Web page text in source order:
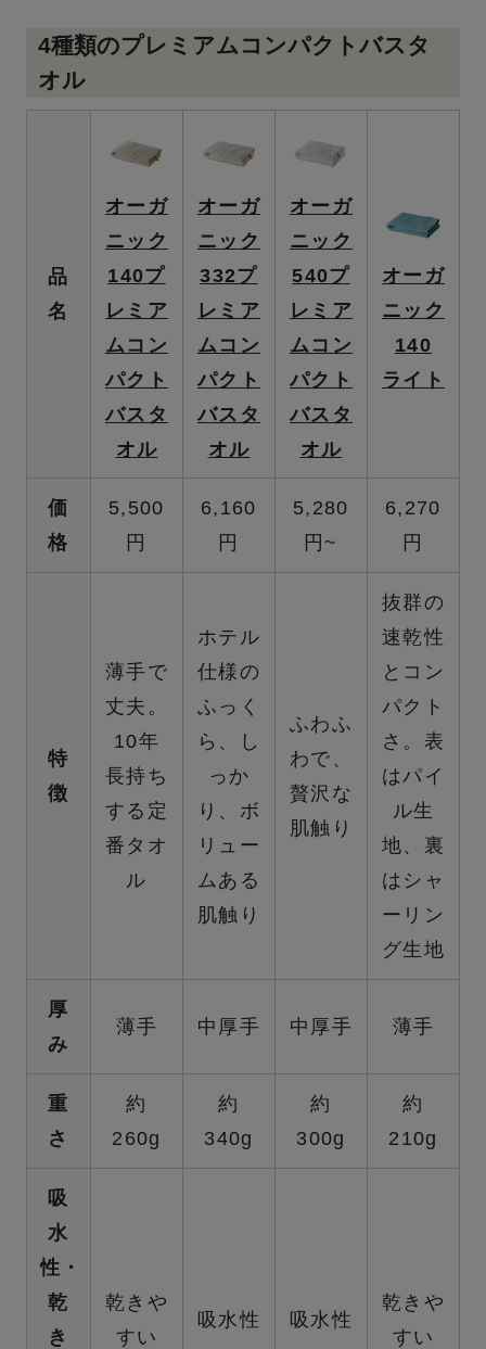
4種類のプレミアムコンパクトバスタ
オル
品
名
オーガ
ニック
140プ
レミア
ムコン
パクト
バスタ
オル
オーガ
ニック
332プ
レミア
ムコン
パクト
バスタ
オル
オーガ
ニック
540プ
レミア
ムコン
パクト
バスタ
オル
オーガ
ニック
140
ライト
価
格
5,500
円
6,160
円
5,280
円~
6,270
円
特
徴
薄手で
丈夫。
10年
長持ち
する定
番タオ
ル
ホテル
仕様の
ふっく
ら、し
っか
り、ボ
リュー
ムある
肌触り
ふわふ
わで、
贅沢な
肌触り
抜群の
速乾性
とコン
パクト
さ。表
はパイ
ル生
地、裏
はシャ
ーリン
グ生地
厚
み
薄手 中厚手 中厚手 薄手
重
さ
約
260g
約
340g
約
300g
約
210g
吸
水
性・
乾
き
乾きや
すい
吸水性 吸水性
乾きや
すい